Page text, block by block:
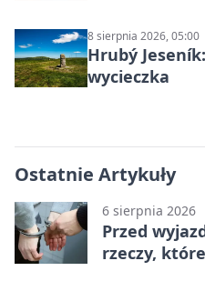
8 sierpnia 2026, 05:00
Hrubý
wycieczka
Ostatnie Artykuły
6 sierpnia 2026
Przed
rzeczy,